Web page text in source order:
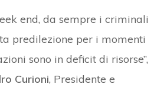
end, da sempre i criminali
predilezione per i momenti
sono in deficit di risorse”,
Curioni, Presidente e